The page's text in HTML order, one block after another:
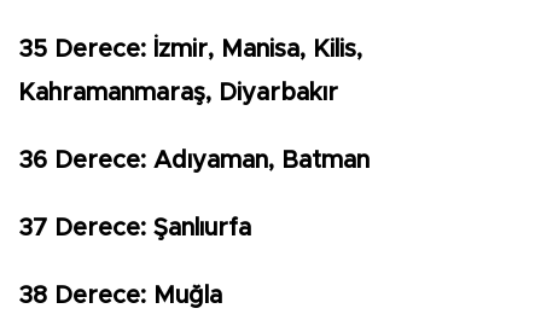
35 Derece: İzmir, Manisa, Kilis,
Kahramanmaraş, Diyarbakır
36 Derece: Adıyaman, Batman
37 Derece: Şanlıurfa
38 Derece: Muğla